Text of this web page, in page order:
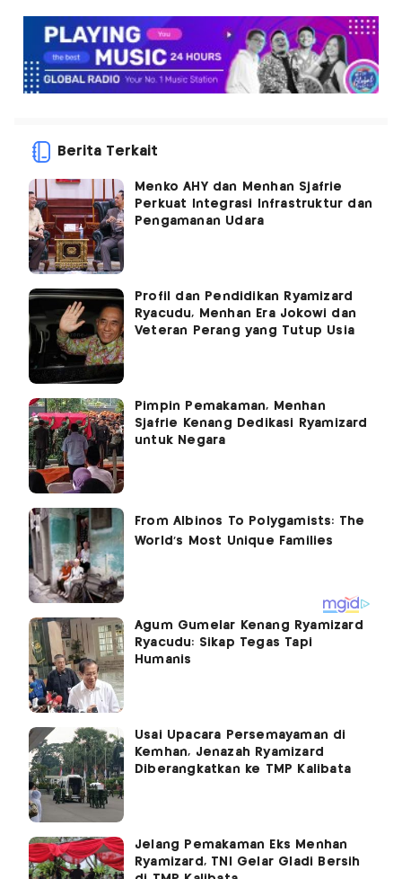
Berita Terkait
Menko AHY dan Menhan Sjafrie
Perkuat Integrasi Infrastruktur dan
Pengamanan Udara
Profil dan Pendidikan Ryamizard
Ryacudu, Menhan Era Jokowi dan
Veteran Perang yang Tutup Usia
Pimpin Pemakaman, Menhan
Sjafrie Kenang Dedikasi Ryamizard
untuk Negara
Agum Gumelar Kenang Ryamizard
Ryacudu: Sikap Tegas Tapi
Humanis
Usai Upacara Persemayaman di
Kemhan, Jenazah Ryamizard
Diberangkatkan ke TMP Kalibata
Jelang Pemakaman Eks Menhan
Ryamizard, TNI Gelar Gladi Bersih